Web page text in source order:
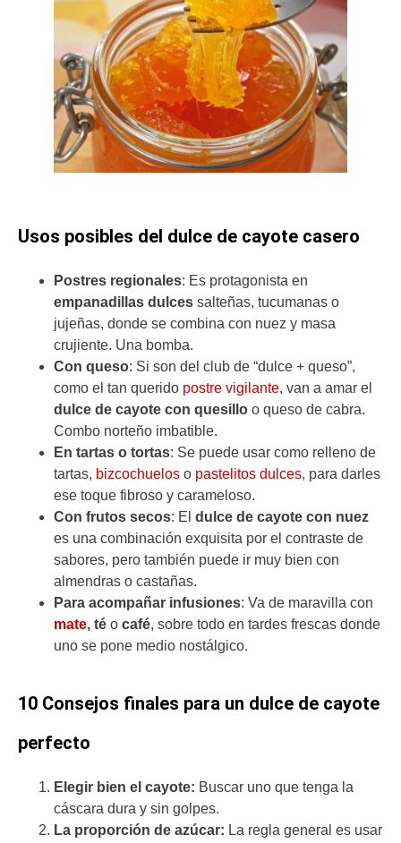
Usos posibles del dulce de cayote casero
Postres regionales: Es protagonista en
empanadillas dulces salteñas, tucumanas o
jujeñas, donde se combina con nuez y masa
crujiente. Una bomba.
Con queso: Si son del club de “dulce + queso”,
como el tan querido postre vigilante, van a amar el
dulce de cayote con quesillo o queso de cabra.
Combo norteño imbatible.
En tartas o tortas: Se puede usar como relleno de
tartas, bizcochuelos o pastelitos dulces, para darles
ese toque fibroso y carameloso.
Con frutos secos: El dulce de cayote con nuez
es una combinación exquisita por el contraste de
sabores, pero también puede ir muy bien con
almendras o castañas.
Para acompañar infusiones: Va de maravilla con
mate, té o café, sobre todo en tardes frescas donde
uno se pone medio nostálgico.
10 Consejos finales para un dulce de cayote
perfecto
Elegir bien el cayote: Buscar uno que tenga la
cáscara dura y sin golpes.
La proporción de azúcar: La regla general es usar